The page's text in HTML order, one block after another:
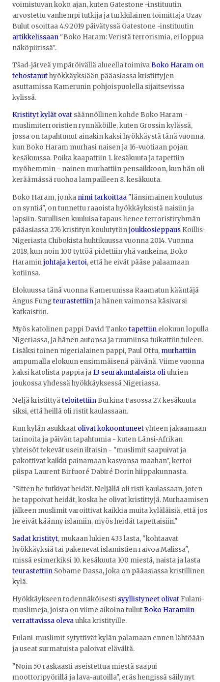
voimistuvan koko ajan, kuten Gatestone -instituutin
arvostettu vanhempi tutkija ja turkkilainen toimittaja Uzay
Bulut osoittaa 4.9.2019 päivätyssä Gatestone -instituutin
artikkelissaan "Boko Haram: Veristä terrorismia, ei loppua
näköpiirissä".
Tšad-järveä ympäröivällä alueella toimiva Boko Haram on
tehostanuthyökkäyksiään pääasiassa kristittyjen
asuttamissa Kamerunin pohjoispuolella sijaitsevissa
kylissä.
Kristityt kylät ovat säännöllinen kohde Boko Haram -
muslimiterroristien rynnäköille, kuten Grossin kylässä,
jossa on tapahtunut ainakin kaksi hyökkäystä tänä vuonna,
kun Boko Haram murhasi naisen ja 16-vuotiaan pojan
kesäkuussa. Poika kaapattiin 1. kesäkuuta ja tapettiin
myöhemmin - nainen murhattiin pensaikkoon, kun hän oli
keräämässä ruohoa lampailleen 8. kesäkuuta.
Boko Haram, jonka nimi tarkoittaa "länsimainen koulutus
on syntiä", on tunnettu raaoista hyökkäyksistä naisiin ja
lapsiin. Surullisen kuuluisa tapaus lienee terroristiryhmän
pääasiassa 276 kristityn koulutytönjoukkosieppaus Koillis-
Nigeriasta Chibokista huhtikuussa vuonna 2014. Vuonna
2018, kun noin 100 tyttöä pidettiin yhä vankeina, Boko
Haraminjohtaja kertoi, että he eivät pääse palaamaan
kotiinsa.
Elokuussa tänä vuonna Kamerunissa Raamatun kääntäjä
Angus Fungteurastettiinja hänen vaimonsa käsivarsi
katkaistiin.
Myös katolinen pappi David Tanko tapettiin elokuun lopulla
Nigeriassa, ja hänen autonsa ja ruumiinsa tuikattiin tuleen.
Lisäksi toinen nigerialainen pappi, Paul Offu, murhattiin
ampumalla elokuun ensimmäisenä päivänä. Viime vuonna
kaksi katolista pappia ja 13 seurakuntalaista oliuhrien
joukossa yhdessä hyökkäyksessä Nigeriassa.
Neljä kristittyäteloitettiin Burkina Fasossa 27. kesäkuuta
siksi, että heillä oli ristit kaulassaan.
Kun kylän asukkaat olivat kokoontuneetyhteen jakaamaan
tarinoita ja päivän tapahtumia - kuten Länsi-Afrikan
yhteisöt tekevät usein iltaisin - "muslimit saapuivat ja
pakottivat kaikki painamaan kasvonsa maahan", kertoi
piispa Laurent Birfuoré Dabiré Dorin hiippakunnasta.
"Sitten he tutkivat heidät. Neljällä oli risti kaulassaan, joten
he tappoivat heidät, koska he olivat kristittyjä. Murhaamisen
jälkeen muslimit varoittivat kaikkia muita kyläläisiä, että jos
he eivät käänny islamiin, myös heidät tapettaisiin."
Sadat kristityt, mukaan lukien 433 lasta, "kohtaavat
hyökkäyksiä tai pakenevat islamistien raivoa Malissa",
missä esimerkiksi 10. kesäkuuta 100 miestä, naista ja lasta
teurastettiin Sobame Dassa, joka on pääasiassa kristillinen
kylä.
Hyökkäykseen todennäköisesti syyllistyneet olivat Fulani-
muslimeja, joista on viime aikoina tullut Boko Haramiin
verrattavissa olevauhka kristityille.
Fulani-muslimit sytyttivät kylän palamaan ennen lähtöään
ja useat surmatuista paloivat elävältä.
"Noin 50 raskaasti aseistettua miestä saapui
moottoripyörillä ja lava-autoilla", eräs hengissä säilynyt